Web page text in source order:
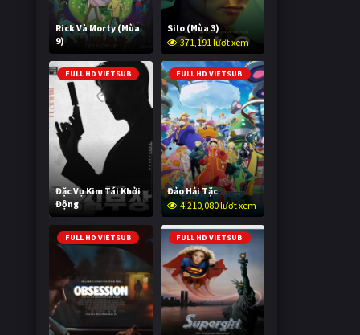
Rick Và Morty (Mùa
9)
3,000,241 lượt xem
Silo (Mùa 3)
371,191 lượt xem
FULL HD VIETSUB
Đặc Vụ Kim Tái Khởi
Động
599,520 lượt xem
FULL HD VIETSUB
Đảo Hải Tặc
4,210,080 lượt xem
FULL HD VIETSUB FULL HD VIETSUB